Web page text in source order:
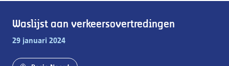
Waslijst aan verkeersovertredingen
29 januari 2024